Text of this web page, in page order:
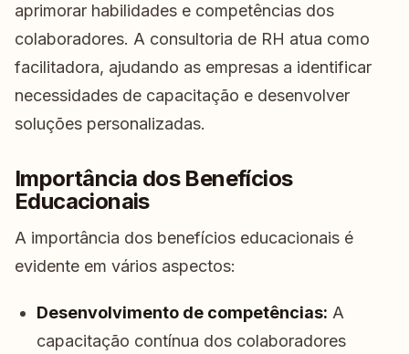
aprimorar habilidades e competências dos
colaboradores. A consultoria de RH atua como
facilitadora, ajudando as empresas a identificar
necessidades de capacitação e desenvolver
soluções personalizadas.
Importância dos Benefícios
Educacionais
A importância dos benefícios educacionais é
evidente em vários aspectos:
Desenvolvimento de competências: A
capacitação contínua dos colaboradores